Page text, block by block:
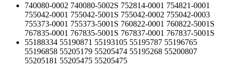
740080-0002 740080-5002S 752814-0001 754821-0001
755042-0001 755042-5001S 755042-0002 755042-0003
755373-0001 755373-5001S 760822-0001 760822-5001S
767835-0001 767835-5001S 767837-0001 767837-5001S
55188334 55190871 55193105 55195787 55196765
55196858 55205179 55205474 55195268 55200807
55205181 55205475 55205475